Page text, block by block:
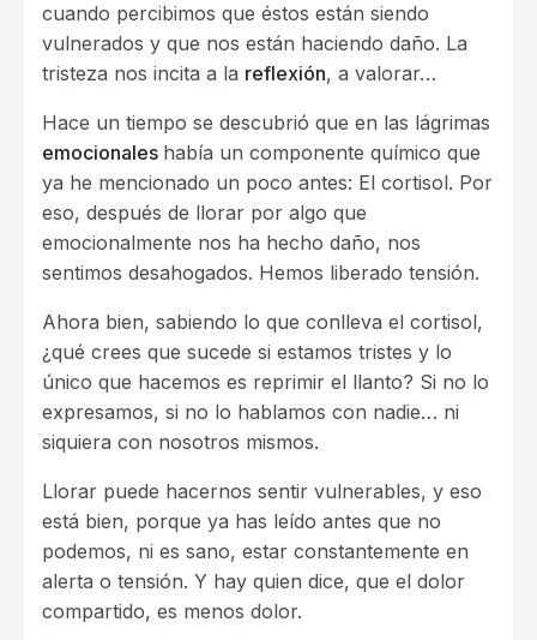
cuando percibimos que éstos están siendo
vulnerados y que nos están haciendo daño. La
tristeza nos incita a la reflexión, a valorar…
Hace un tiempo se descubrió que en las lágrimas
emocionales había un componente químico que
ya he mencionado un poco antes: El cortisol. Por
eso, después de llorar por algo que
emocionalmente nos ha hecho daño, nos
sentimos desahogados. Hemos liberado tensión.
Ahora bien, sabiendo lo que conlleva el cortisol,
¿qué crees que sucede si estamos tristes y lo
único que hacemos es reprimir el llanto? Si no lo
expresamos, si no lo hablamos con nadie… ni
siquiera con nosotros mismos.
Llorar puede hacernos sentir vulnerables, y eso
está bien, porque ya has leído antes que no
podemos, ni es sano, estar constantemente en
alerta o tensión. Y hay quien dice, que el dolor
compartido, es menos dolor.